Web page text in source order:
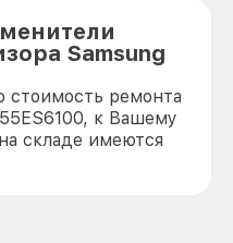
Samsung
стоимость ремонта
к Вашему
складе имеются